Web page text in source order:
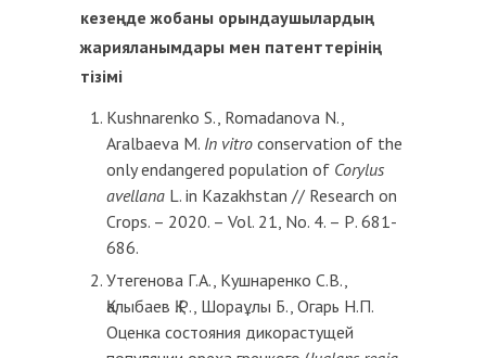
кезеңде жобаны орындаушылардың
жарияланымдары мен патенттерінің
тізімі
Kushnarenko S., Romadanova N.,
Aralbaeva M. In vitro conservation of the
only endangered population of Corylus
avellana L. in Kazakhstan // Research on
Crops. – 2020. – Vol. 21, No. 4. – Р. 681-
686.
Утегенова Г.А., Кушнаренко С.В.,
Қалыбаев Қ.Р., Шораұлы Б., Огарь Н.П.
Оценка состояния дикорастущей